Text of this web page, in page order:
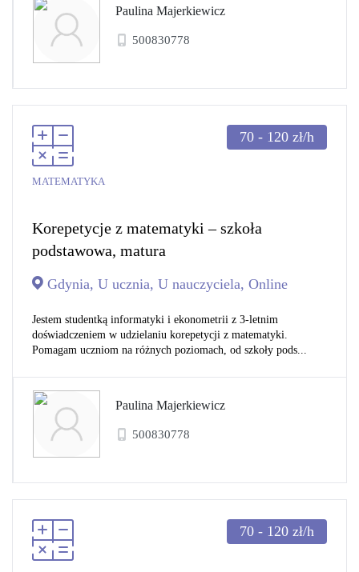
Paulina Majerkiewicz
500830778
MATEMATYKA
70 - 120 zł/h
Korepetycje z matematyki – szkoła
podstawowa, matura
Gdynia, U ucznia, U nauczyciela, Online
Jestem studentką informatyki i ekonometrii z 3-letnim
doświadczeniem w udzielaniu korepetycji z matematyki.
Pomagam uczniom na różnych poziomach, od szkoły pods...
Paulina Majerkiewicz
500830778
70 - 120 zł/h